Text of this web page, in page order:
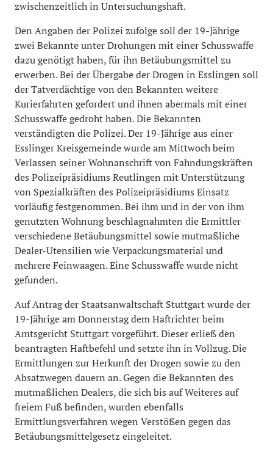
zwischenzeitlich in Untersuchungshaft.
Den Angaben der Polizei zufolge soll der 19-Jährige
zwei Bekannte unter Drohungen mit einer Schusswaffe
dazu genötigt haben, für ihn Betäubungsmittel zu
erwerben. Bei der Übergabe der Drogen in Esslingen soll
der Tatverdächtige von den Bekannten weitere
Kurierfahrten gefordert und ihnen abermals mit einer
Schusswaffe gedroht haben. Die Bekannten
verständigten die Polizei. Der 19-Jährige aus einer
Esslinger Kreisgemeinde wurde am Mittwoch beim
Verlassen seiner Wohnanschrift von Fahndungskräften
des Polizeipräsidiums Reutlingen mit Unterstützung
von Spezialkräften des Polizeipräsidiums Einsatz
vorläufig festgenommen. Bei ihm und in der von ihm
genutzten Wohnung beschlagnahmten die Ermittler
verschiedene Betäubungsmittel sowie mutmaßliche
Dealer-Utensilien wie Verpackungsmaterial und
mehrere Feinwaagen. Eine Schusswaffe wurde nicht
gefunden.
Auf Antrag der Staatsanwaltschaft Stuttgart wurde der
19-Jährige am Donnerstag dem Haftrichter beim
Amtsgericht Stuttgart vorgeführt. Dieser erließ den
beantragten Haftbefehl und setzte ihn in Vollzug. Die
Ermittlungen zur Herkunft der Drogen sowie zu den
Absatzwegen dauern an. Gegen die Bekannten des
mutmaßlichen Dealers, die sich bis auf Weiteres auf
freiem Fuß befinden, wurden ebenfalls
Ermittlungsverfahren wegen Verstößen gegen das
Betäubungsmittelgesetz eingeleitet.